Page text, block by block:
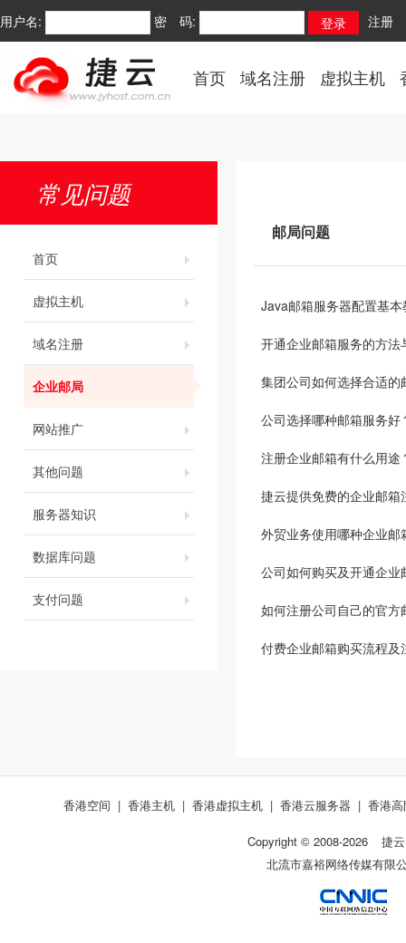
用户名: 密 码: 注册
首页 域名注册 虚拟主机
常见问题
首页
虚拟主机
域名注册
企业邮局
网站推广
其他问题
服务器知识
数据库问题
支付问题
邮局问题
Java邮箱服务器配置基本
开通企业邮箱服务的方法
集团公司如何选择合适的
公司选择哪种邮箱服务好
注册企业邮箱有什么用途
捷云提供免费的企业邮箱
外贸业务使用哪种企业邮
公司如何购买及开通企业
如何注册公司自己的官方
付费企业邮箱购买流程及
香港空间 | 香港主机 | 香港虚拟主机 | 香港云服务器 | 香港
Copyright © 2008-2026
捷云
北流市嘉裕网络传媒有限